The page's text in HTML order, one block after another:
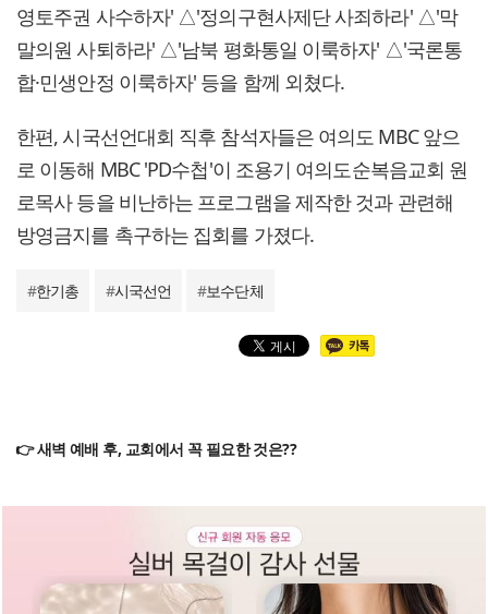
영토주권 사수하자' △'정의구현사제단 사죄하라' △'막
말의원 사퇴하라' △'남북 평화통일 이룩하자' △'국론통
합·민생안정 이룩하자' 등을 함께 외쳤다.
한편, 시국선언대회 직후 참석자들은 여의도 MBC 앞으
로 이동해 MBC 'PD수첩'이 조용기 여의도순복음교회 원
로목사 등을 비난하는 프로그램을 제작한 것과 관련해
방영금지를 촉구하는 집회를 가졌다.
#한기총 #시국선언 #보수단체
👉 새벽 예배 후, 교회에서 꼭 필요한 것은??